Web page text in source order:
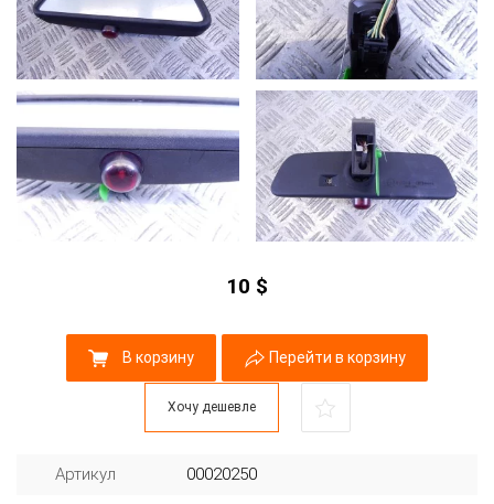
10 $
В корзину Перейти в корзину
Хочу дешевле
Артикул 00020250